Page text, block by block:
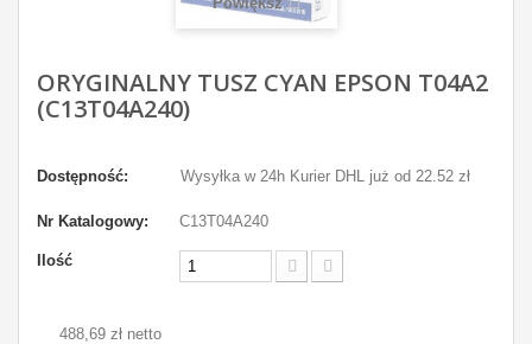
ORYGINALNY TUSZ CYAN EPSON T04A2
(C13T04A240)
Dostępność: Wysyłka w 24h Kurier DHL już od 22.52 zł
Nr Katalogowy: C13T04A240
Ilość
488,69 zł netto